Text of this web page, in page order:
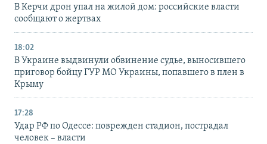
В Керчи дрон упал на жилой дом: российские власти
сообщают о жертвах
18:02
В Украине выдвинули обвинение судье, выносившего
приговор бойцу ГУР МО Украины, попавшего в плен в
Крыму
17:28
Удар РФ по Одессе: поврежден стадион, пострадал
человек – власти